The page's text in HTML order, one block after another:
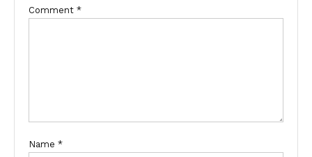
Comment *
Name *